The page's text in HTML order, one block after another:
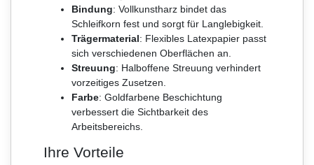
Bindung: Vollkunstharz bindet das
Schleifkorn fest und sorgt für Langlebigkeit.
Trägermaterial: Flexibles Latexpapier passt
sich verschiedenen Oberflächen an.
Streuung: Halboffene Streuung verhindert
vorzeitiges Zusetzen.
Farbe: Goldfarbene Beschichtung
verbessert die Sichtbarkeit des
Arbeitsbereichs.
Ihre Vorteile